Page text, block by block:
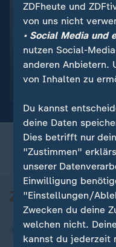
Abwehr ballistischer
"Das ist die
League der
ZDFheute und
von uns nicht
• Social Media und
nutzen Social-
anderen Anbietern.
von Inhalten zu
Du kannst
deine Daten
Dies betrifft nur
"Zustimmen"
unserer
Einwilligung
"Einstellungen/
Zwecken du deine
welchen nicht.
kannst du jederzeit